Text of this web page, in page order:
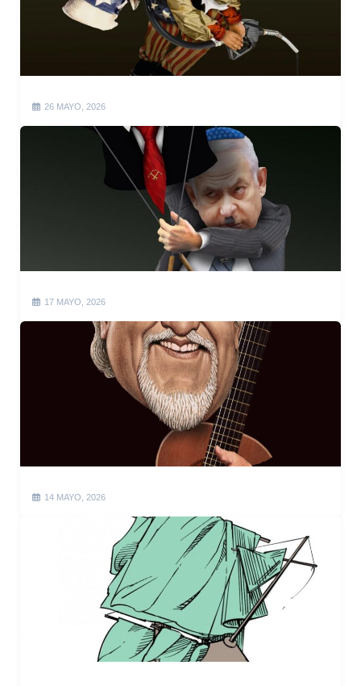
26 MAYO, 2026
17 MAYO, 2026
14 MAYO, 2026